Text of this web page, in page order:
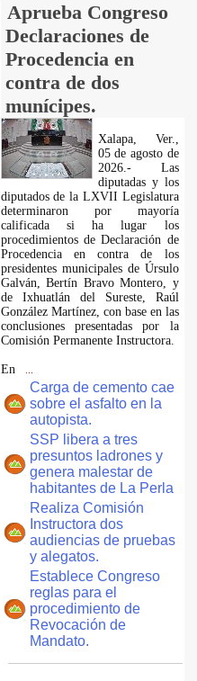
Aprueba Congreso
Declaraciones de
Procedencia en
contra de dos
munícipes.
Xalapa, Ver.,
05 de agosto de
2026.- Las
diputadas y los
diputados de la LXVII Legislatura
determinaron por mayoría
calificada si ha lugar los
procedimientos de Declaración de
Procedencia en contra de los
presidentes municipales de Úrsulo
Galván, Bertín Bravo Montero, y
de Ixhuatlán del Sureste, Raúl
González Martínez, con base en las
conclusiones presentadas por la
Comisión Permanente Instructora.
En
Carga de cemento cae
sobre el asfalto en la
autopista.
SSP libera a tres
presuntos ladrones y
genera malestar de
habitantes de La Perla
Realiza Comisión
Instructora dos
audiencias de pruebas
y alegatos.
Establece Congreso
reglas para el
procedimiento de
Revocación de
Mandato.